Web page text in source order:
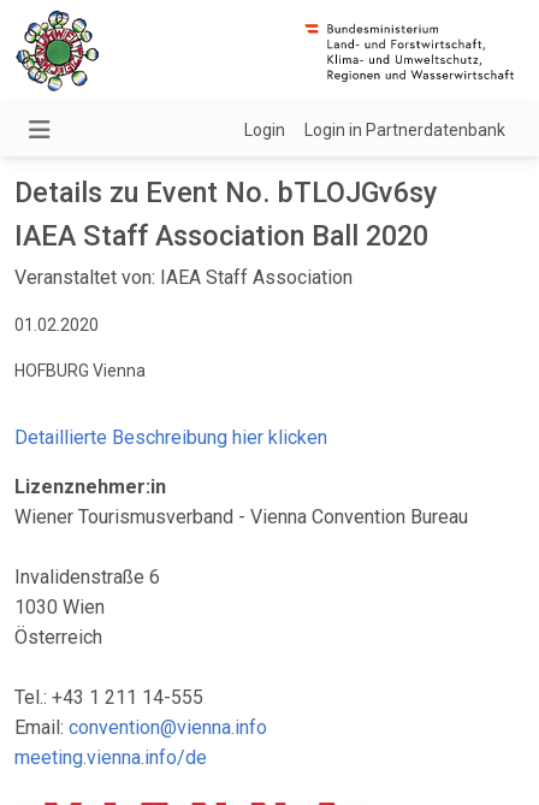
Login Login in Partnerdatenbank
Details zu Event No. bTLOJGv6sy
IAEA Staff Association Ball 2020
Veranstaltet von: IAEA Staff Association
01.02.2020
HOFBURG Vienna
Detaillierte Beschreibung hier klicken
Lizenznehmer:in
Wiener Tourismusverband - Vienna Convention Bureau
Invalidenstraße 6
1030 Wien
Österreich
Tel.: +43 1 211 14-555
Email: convention@vienna.info
meeting.vienna.info/de